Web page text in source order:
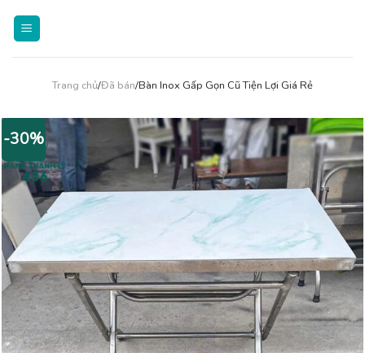
Trang chủ/Đã bán/Bàn Inox Gấp Gọn Cũ Tiện Lợi Giá Rẻ
-30%